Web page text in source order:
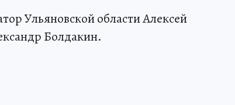
Ульяновской области Алексей
Болдакин.